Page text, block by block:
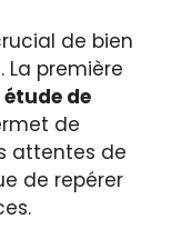
de bien
première
étude de
de
attentes de
de repérer